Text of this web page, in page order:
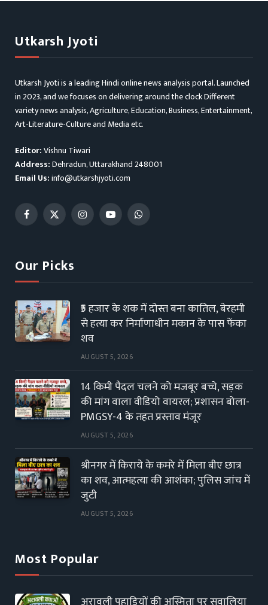
Utkarsh Jyoti
Utkarsh Jyoti is a leading Hindi online news analysis portal. Launched
in 2023, and we focuses on delivering around the clock Different
variety news analysis, Agriculture, Education, Business, Entertainment,
Art-Literature-Culture and Media etc.
Editor:Vishnu Tiwari
Address:Dehradun, Uttarakhand 248001
Email Us:info@utkarshjyoti.com
Facebook
X
InstagramYouTubeWhatsApp
Our Picks
₹5 हजार के शक में दोस्त बना कातिल, बेरहमी
से हत्या कर निर्माणाधीन मकान के पास फेंका
शव
AUGUST 5, 2026
14 किमी पैदल चलने को मजबूर बच्चे, सड़क
की मांग वाला वीडियो वायरल; प्रशासन बोला-
PMGSY-4 के तहत प्रस्ताव मंजूर
AUGUST 5, 2026
श्रीनगर में किराये के कमरे में मिला बीए छात्र
का शव, आत्महत्या की आशंका; पुलिस जांच में
जुटी
AUGUST 5, 2026
Most Popular